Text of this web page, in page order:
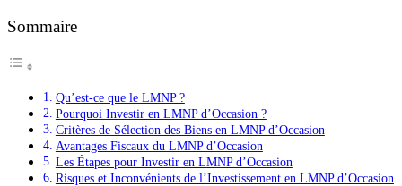
Sommaire
Qu’est-ce que le LMNP ?
Pourquoi Investir en LMNP d’Occasion ?
Critères de Sélection des Biens en LMNP d’Occasion
Avantages Fiscaux du LMNP d’Occasion
Les Étapes pour Investir en LMNP d’Occasion
Risques et Inconvénients de l’Investissement en LMNP d’Occasion